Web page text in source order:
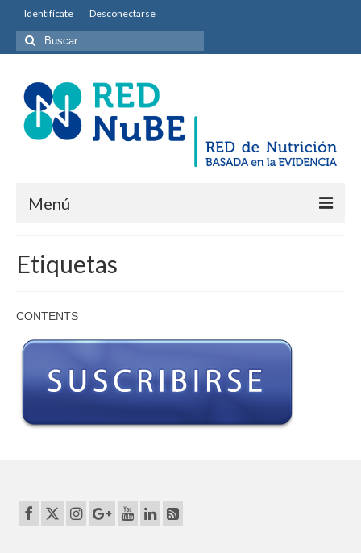
Identifícate Desconectarse
Buscar
por:
Menú
Misión y Objetivos
Entidades colaboradoras
RECURSOS
COMUNIDAD DE APRENDIZAJE
Etiquetas
CONTENTS